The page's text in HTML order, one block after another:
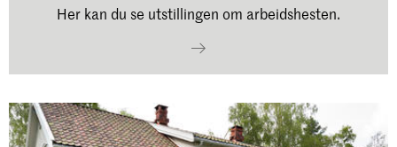
Her kan du se utstillingen om arbeidshesten.